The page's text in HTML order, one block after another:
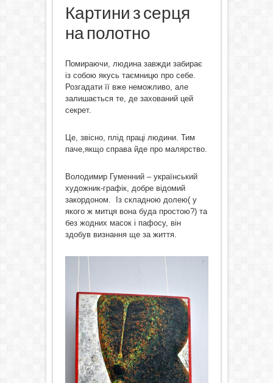
Картини з серця
на полотно
Помираючи, людина завжди забирає
із собою якусь таємницю про себе.
Розгадати її вже неможливо, але
залишається те, де захований цей
секрет.
Це, звісно, плід праці людини. Тим
паче,якщо справа йде про малярство.
Володимир Гуменний – український
художник-графік, добре відомий
закордоном. Із складною долею( у
якого ж митця вона буда простою?) та
без жодних масок і пафосу, він
здобув визнання ще за життя.